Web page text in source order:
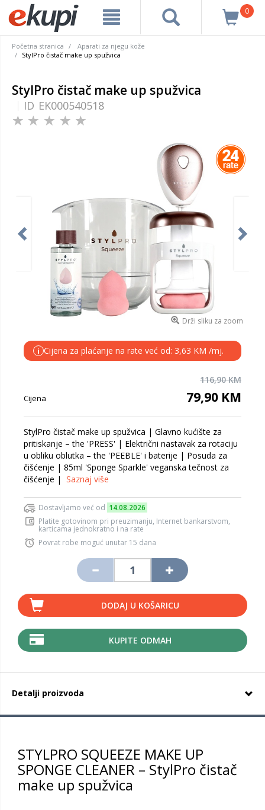
0
Početna stranica
Aparati za njegu kože
StylPro čistač make up spužvica
StylPro čistač make up spužvica
ID EK000540518
Drži sliku za zoom
i Cijena za plaćanje na rate već od: 3,63 KM /mj.
116,90 KM
Cijena 79,90 KM
StylPro čistač make up spužvica | Glavno kućište za
pritiskanje – the 'PRESS' | Električni nastavak za rotaciju
u obliku oblutka – the 'PEEBLE' i baterije | Posuda za
čišćenje | 85ml 'Sponge Sparkle' veganska tečnost za
čišćenje | Saznaj više
Dostavljamo već od 14.08.2026
Platite gotovinom pri preuzimanju, Internet bankarstvom,
karticama jednokratno i na rate
Povrat robe moguć unutar 15 dana
DODAJ U KOŠARICU
KUPITE ODMAH
Detalji proizvoda
STYLPRO SQUEEZE MAKE UP
SPONGE CLEANER – StylPro čistač
make up spužvica